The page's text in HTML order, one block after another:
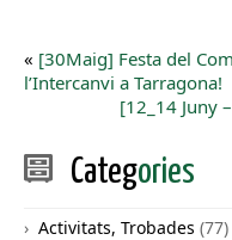
« [30Maig] Festa del
l’Intercanvi a Tarragona!
[12_14 Juny
Categories
Activitats, Trobades (77)